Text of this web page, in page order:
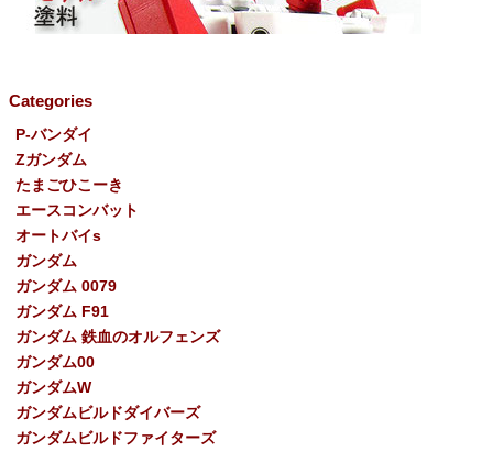
Categories
P-バンダイ
Ζガンダム
たまごひこーき
エースコンバット
オートバイs
ガンダム
ガンダム 0079
ガンダム F91
ガンダム 鉄血のオルフェンズ
ガンダム00
ガンダムW
ガンダムビルドダイバーズ
ガンダムビルドファイターズ